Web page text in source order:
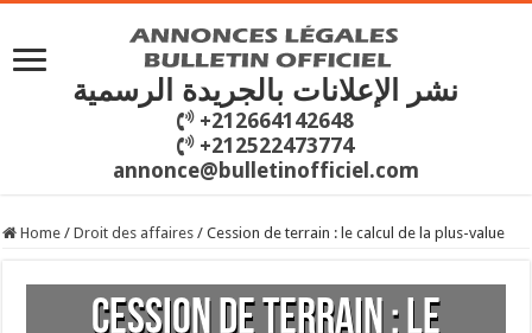
نشر الإعلانات بالجريدة الرسمية
+212664142648
+212522473774
annonce@bulletinofficiel.com
Home / Droit des affaires / Cession de terrain : le calcul de la plus-value
Cession de terrain : le